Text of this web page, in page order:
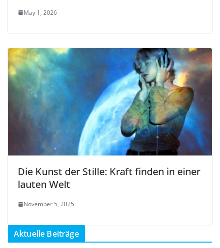
May 1, 2026
Die Kunst der Stille: Kraft finden in einer
lauten Welt
November 5, 2025
Aktuelle Beiträge